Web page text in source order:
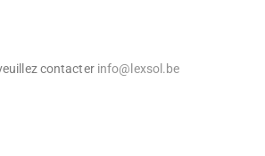
contacter info@lexsol.be